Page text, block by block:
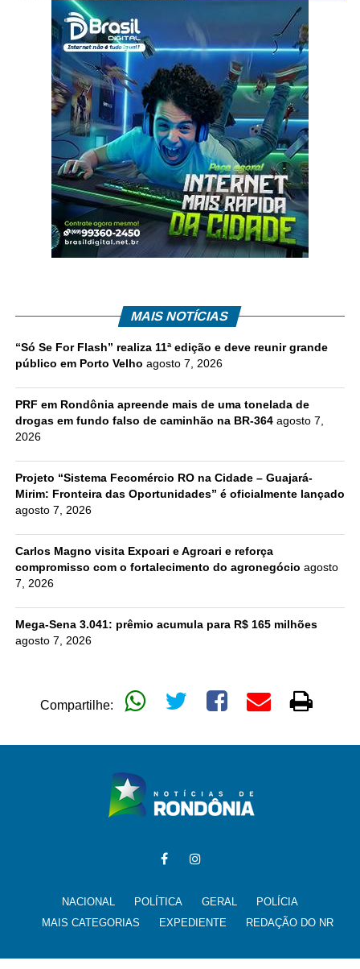
MAIS NOTÍCIAS
“Só Se For Flash” realiza 11ª edição e deve reunir grande
público em Porto Velho agosto 7, 2026
PRF em Rondônia apreende mais de uma tonelada de
drogas em fundo falso de caminhão na BR-364 agosto 7,
2026
Projeto “Sistema Fecomércio RO na Cidade – Guajará-
Mirim: Fronteira das Oportunidades” é oficialmente lançado
agosto 7, 2026
Carlos Magno visita Expoari e Agroari e reforça
compromisso com o fortalecimento do agronegócio agosto
7, 2026
Mega-Sena 3.041: prêmio acumula para R$ 165 milhões
agosto 7, 2026
Compartilhe:
NACIONAL POLÍTICA GERAL
POLÍCIA
MAIS CATEGORIAS
EXPEDIENTE REDAÇÃO DO NR